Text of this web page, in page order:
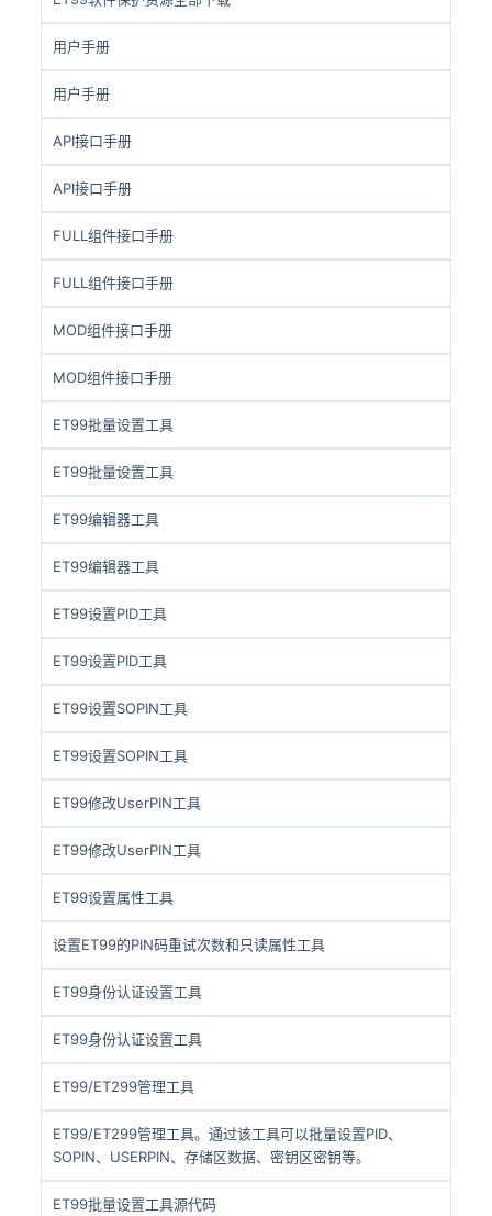
用户手册
用户手册
API接口手册
API接口手册
FULL组件接口手册
FULL组件接口手册
MOD组件接口手册
MOD组件接口手册
ET99批量设置工具
ET99批量设置工具
ET99编辑器工具
ET99编辑器工具
ET99设置PID工具
ET99设置PID工具
ET99设置SOPIN工具
ET99设置SOPIN工具
ET99修改UserPIN工具
ET99修改UserPIN工具
ET99设置属性工具
设置ET99的PIN码重试次数和只读属性工具
ET99身份认证设置工具
ET99身份认证设置工具
ET99/ET299管理工具
ET99/ET299管理工具。通过该工具可以批量设置PID、
SOPIN、USERPIN、存储区数据、密钥区密钥等。
ET99批量设置工具源代码